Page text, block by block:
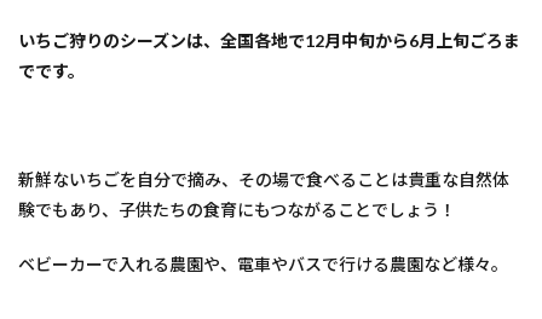
原】
まん
3
いち
ご狩
ご予
いちご狩りのシーズンは、全国各地で12月中旬から6月上旬ごろま
でです。
新鮮ないちごを自分で摘み、その場で食べることは貴重な自然体
験でもあり、子供たちの食育にもつながることでしょう！
ベビーカーで入れる農園や、電車やバスで行ける農園など様々。